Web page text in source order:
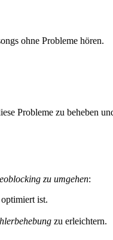
ohne Probleme hören.
Probleme zu beheben
zu umgehen:
ist.
zu erleichtern.